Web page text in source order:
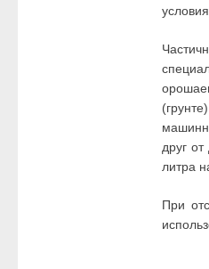
друг
литра
При